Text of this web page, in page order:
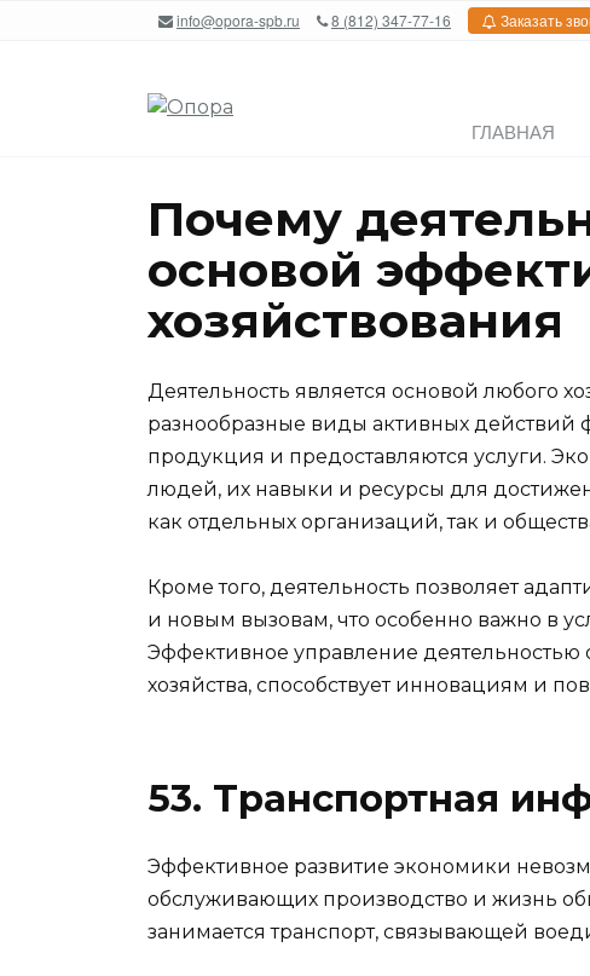
info@opora-spb.ru 8 (812) 347-77-16 Заказать
ГЛАВНАЯ
Почему
основой
хозяйствования
Деятельность является основой любого
разнообразные виды активных действий
продукция и предоставляются услуги.
людей, их навыки и ресурсы для
как отдельных организаций, так и
Кроме того, деятельность позволяет
и новым вызовам, что особенно важно в
Эффективное управление деятельностью
хозяйства, способствует инновациям и
53. Транспортная
Эффективное развитие экономики
обслуживающих производство и жизнь
занимается транспорт, связывающей